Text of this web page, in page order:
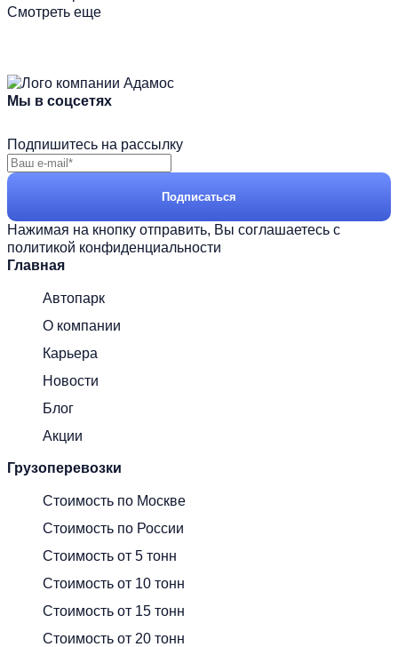
Смотреть еще
Мы в соцсетях
Подпишитесь на рассылку
Подписаться
Нажимая на кнопку отправить, Вы соглашаетесь с
политикой конфиденциальности
Главная
Автопарк
О компании
Карьера
Новости
Блог
Акции
Грузоперевозки
Стоимость по Москве
Стоимость по России
Стоимость от 5 тонн
Стоимость от 10 тонн
Стоимость от 15 тонн
Стоимость от 20 тонн